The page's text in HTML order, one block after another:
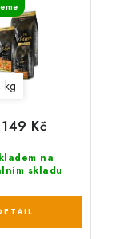
kg
na
skladu
149 Kč